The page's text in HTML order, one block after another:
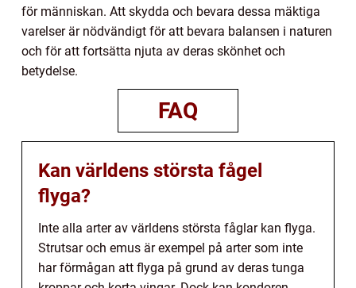
för människan. Att skydda och bevara dessa mäktiga
varelser är nödvändigt för att bevara balansen i naturen
och för att fortsätta njuta av deras skönhet och
betydelse.
FAQ
Kan världens största fågel
flyga?
Inte alla arter av världens största fåglar kan flyga.
Strutsar och emus är exempel på arter som inte
har förmågan att flyga på grund av deras tunga